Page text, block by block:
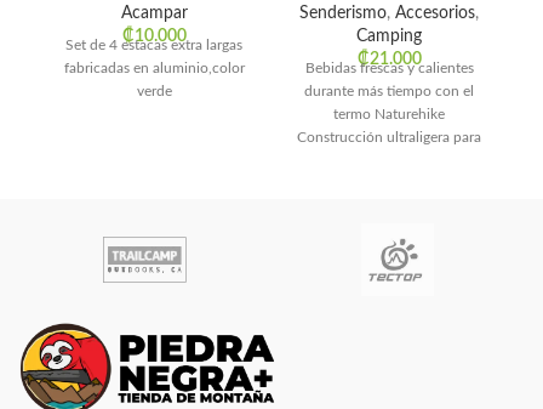
Acampar
₡10.000
Set de 4 estacas extra largas
fabricadas en aluminio,color
verde
Senderismo, Accesorios,
Camping
₡21.000
Bebidas frescas y calientes
durante más tiempo con el
termo Naturehike
Construcción ultraligera para